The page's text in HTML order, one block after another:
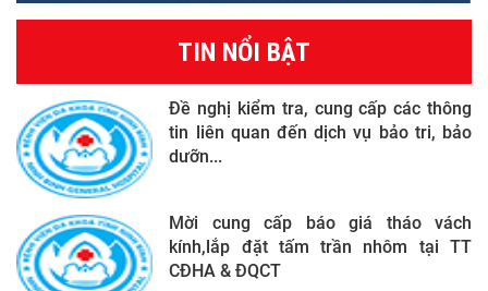
TIN NỔI BẬT
Đề nghị kiểm tra, cung cấp các thông
tin liên quan đến dịch vụ bảo tri, bảo
dưỡn...
Mời cung cấp báo giá tháo vách
kính,lắp đặt tấm trần nhôm tại TT
CĐHA & ĐQCT